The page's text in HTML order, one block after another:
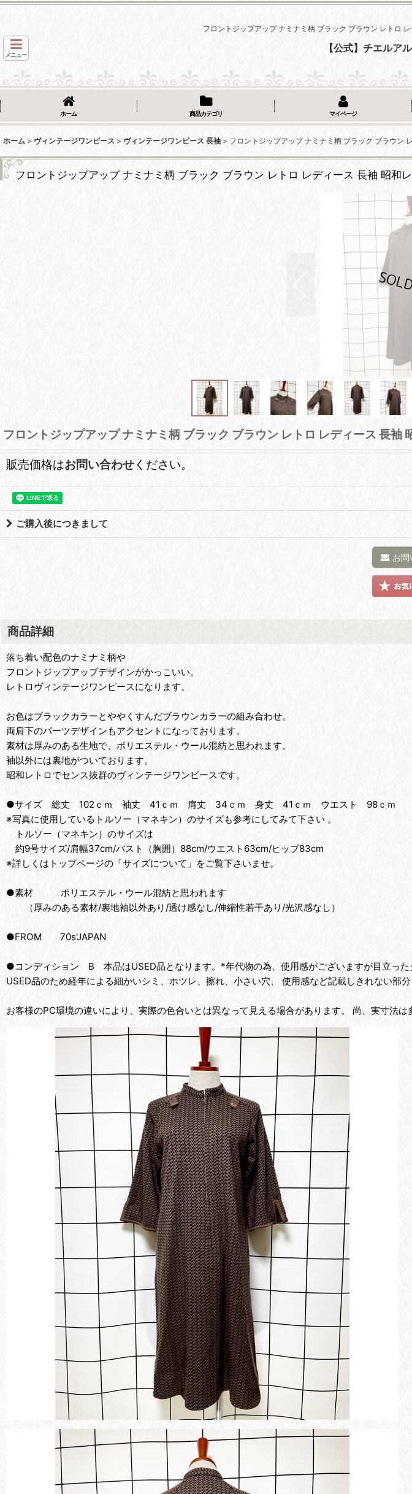
フロントジップアップ ナミナミ柄 ブラック ブラウン レトロ
メニュー
【公式】チエルア
ホーム 商品カテゴリ マイページ
ホーム > ヴィンテージワンピース > ヴィンテージワンピース 長袖 > フロントジップアップ ナミナミ柄 ブラック ブラウン
フロントジップアップ ナミナミ柄 ブラック ブラウン レトロ レディース 長袖 昭和
フロントジップアップ ナミナミ柄 ブラック ブラウン レトロ レディース 長袖
販売価格はお問い合わせ ください。
ご購入後につきまして
お問
商品詳細
落ち着い配色のナミナミ柄や
フロントジップアップデザインがかっこいい。
レトロヴィンテージワンピースになります。
お色はブラックカラーとややくすんだブラウンカラーの組み合わせ。
両肩下のパーツデザインもアクセントになっております。
素材は厚みのある生地で、ポリエステル・ウール混紡と思われます。
袖以外には裏地がついております。
昭和レトロでセンス抜群のヴィンテージワンピースです。
●サイズ 総丈 102ｃｍ 袖丈 41ｃｍ 肩丈 34ｃｍ 身丈 41ｃｍ ウエスト 98ｃｍ
※写真に使用しているトルソー（マネキン）のサイズも参考にしてみて下さい 。
トルソー（マネキン）のサイズは
約9号サイズ/肩幅37cm/バスト（胸囲）88cm/ウエスト63cm/ヒップ83cm
※詳しくはトップページの「サイズについて」をご覧下さいませ。
●素材 ポリエステル・ウール混紡と思われます
（厚みのある素材/裏地袖以外あり/透け感なし/伸縮性若干あり/光沢感なし）
●FROM 70s'JAPAN
●コンディション B 本品はUSED品となります。*年代物の為、使用感がございますが目立った
USED品のため経年による細かいシミ、ホツレ、擦れ、小さい穴、 使用感など記載しきれない部
お客様のPC環境の違いにより、実際の色合いとは異なって見える場合があります。 尚、実寸法